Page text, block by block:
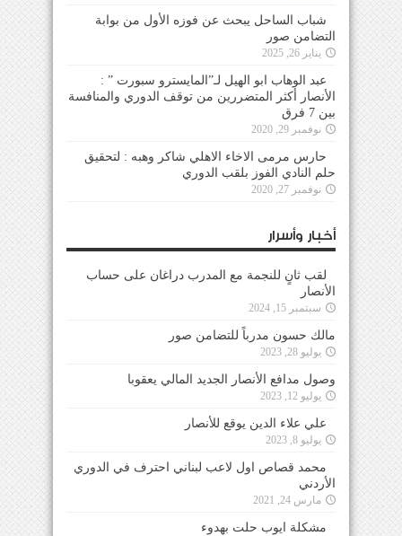
شباب الساحل يبحث عن فوزه الأول من بوابة
التضامن صور
يناير 26, 2025
عبد الوهاب ابو الهيل لـ”المايسترو سبورت ” :
الأنصار أكثر المتضررين من توقف الدوري والمنافسة
بين 7 فرق
نوفمبر 29, 2020
حارس مرمى الاخاء الاهلي شاكر وهبه : لتحقيق
حلم النادي الفوز بلقب الدوري
نوفمبر 27, 2020
أخبار وأسرار
لقب ثانٍ للنجمة مع المدرب دراغان على حساب
الأنصار
سبتمبر 15, 2024
مالك حسون مدرباً للتضامن صور
يوليو 28, 2023
وصول مدافع الأنصار الجديد المالي يعقوبا
يوليو 12, 2023
علي علاء الدين يوقع للأنصار
يوليو 8, 2023
محمد قصاص اول لاعب لبناني احترف في الدوري
الأردني
مارس 24, 2021
مشكلة ايوب حلت بهدوء